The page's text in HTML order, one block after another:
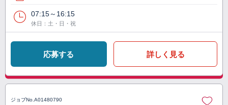
07:15～16:15
休日：土・日・祝
応募する 詳しく見る
ジョブNo. A01480790